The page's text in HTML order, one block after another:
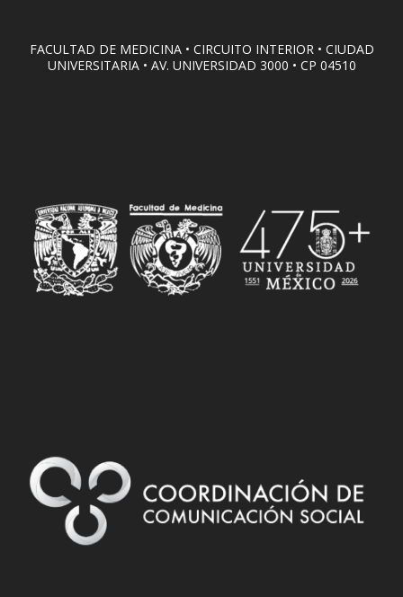
FACULTAD DE MEDICINA • CIRCUITO INTERIOR • CIUDAD
UNIVERSITARIA • AV. UNIVERSIDAD 3000 • CP 04510